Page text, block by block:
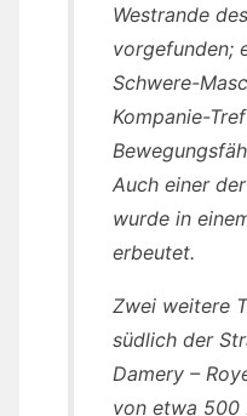
Westrande
vorgefunden;
Schwere-
Kompanie-
Auch einer
wurde in
erbeutet.
Zwei weitere
südlich der
Damery –
von etwa 500